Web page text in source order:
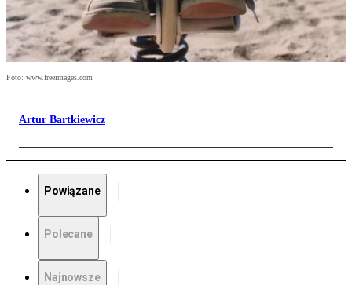
Foto: www.freeimages.com
Artur Bartkiewicz
Powiązane
Polecane
Najnowsze